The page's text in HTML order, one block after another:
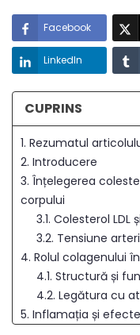
Facebook
LinkedIn
CUPRINS
1. Rezumatul
2. Introducere
3. Înțelegerea
corpului
3.1. Colesterol
3.2. Tensiune
4. Rolul colagenului
4.1. Structură și
4.2. Legătura cu
5. Inflamația și